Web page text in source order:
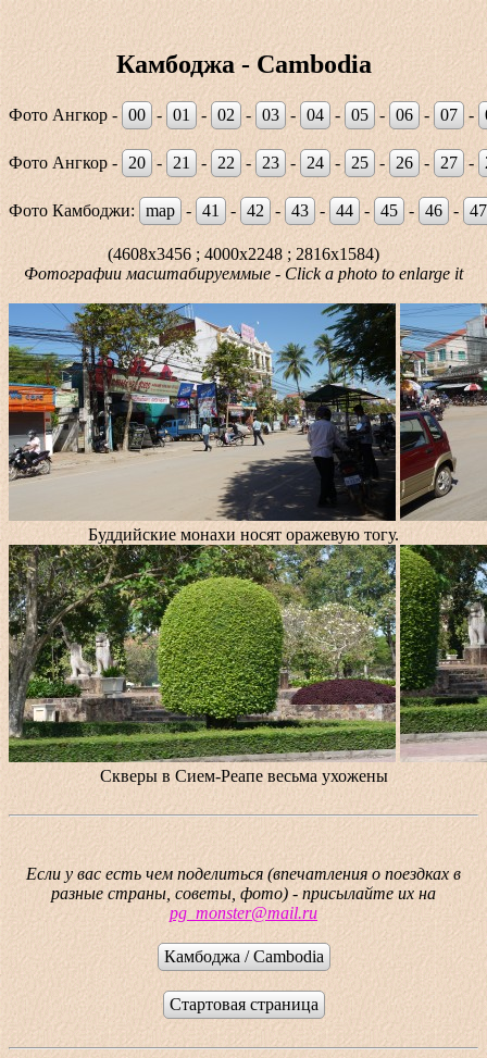
Камбоджа - Cambodia
Фото Ангкор - 00 - 01 - 02 - 03 - 04 - 05 - 06 - 07 -
Фото Ангкор - 20 - 21 - 22 - 23 - 24 - 25 - 26 - 27 -
Фото Камбоджи: map - 41 - 42 - 43 - 44 - 45 - 46 - 47
(4608x3456 ; 4000x2248 ; 2816x1584)
Фотографии масштабируеммые - Click a photo to enlarge it
Буддийские монахи носят оражевую тогу.
Скверы в Сием-Реапе весьма ухожены
Если у вас есть чем поделиться (впечатления о поездках в
разные страны, советы, фото) - присылайте их на
pg_monster@mail.ru
Камбоджа / Cambodia
Стартовая страница